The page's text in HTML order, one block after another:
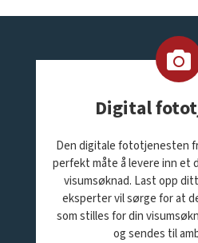
Digital
Den digitale fototjenesten
perfekt måte å levere inn et
visumsøknad. Last opp
eksperter vil sørge for at
som stilles for din
og sendes til